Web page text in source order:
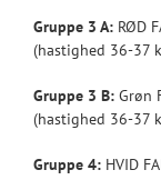
Gruppe 3 A: RØD
(hastighed 36-37
Gruppe 3 B: Grøn
(hastighed 36-37
Gruppe 4: HVID